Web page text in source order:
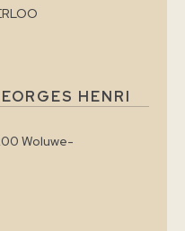
HENRI
Woluwe-